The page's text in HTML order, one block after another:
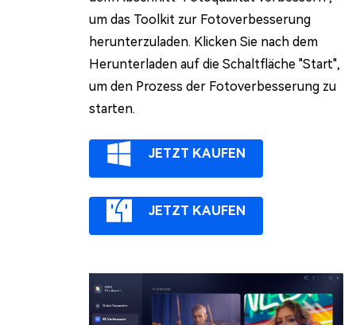
um das Toolkit zur Fotoverbesserung
herunterzuladen. Klicken Sie nach dem
Herunterladen auf die Schaltfläche "Start",
um den Prozess der Fotoverbesserung zu
starten.
JETZT KAUFEN
JETZT KAUFEN